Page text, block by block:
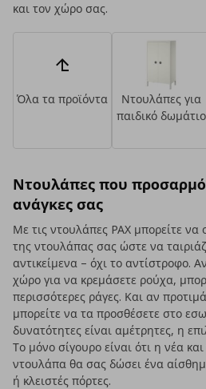
και τον χώρο σας.
Όλα τα προϊόντα
Ντουλάπες για
παιδικό δωμάτιο
Ντουλάπες που
ανάγκες σας
Με τις ντουλάπες PAX μπορείτε
της ντουλάπας σας ώστε να
αντικείμενα – όχι το αντίστροφο.
χώρο για να κρεμάσετε ρούχα,
περισσότερες ράγες. Και αν
μπορείτε να τα προσθέσετε στο
δυνατότητες είναι αμέτρητες, η
Το μόνο σίγουρο είναι ότι η νέα
ντουλάπα θα σας δώσει ένα
ή κλειστές πόρτες.